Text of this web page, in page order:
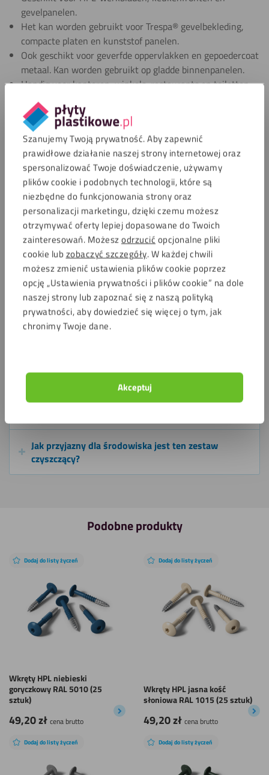
Szanujemy Twoją prywatność. Aby zapewnić
prawidłowe działanie naszej strony internetowej oraz
spersonalizować Twoje doświadczenie, używamy
plików cookie i podobnych technologii, które są
niezbędne do funkcjonowania strony oraz
personalizacji marketingu, dzięki czemu możesz
otrzymywać oferty lepiej dopasowane do Twoich
zainteresowań. Możesz odrzucić opcjonalne pliki
cookie lub zobaczyć szczegóły. W każdej chwili
możesz zmienić ustawienia plików cookie poprzez
opcję „Ustawienia prywatności i plików cookie” na dole
naszej strony lub zapoznać się z naszą polityką
prywatności, aby dowiedzieć się więcej o tym, jak
chronimy Twoje dane.
Akceptuj
gevelpanelen.
Het kan worden gebruikt voor Trespa® gevelbekleding,
compacte platen en kunststof panelen.
Ook geschikt voor geverfde oppervlakken en gepoedercoat
metaal. Kan worden gebruikt op gladde binnenpanelen.
Handig voor kantoren, winkels, restaurants en toiletten.
Ook geschikt voor campers en boten.
Ideaal voor oppervlakken die regelmatig gereinigd en
beschermd moeten worden.
Najczęściej zadawane pytania
Czy mogę używać tego zestawu do innych
materiałów niż HPL?
Dlaczego muszę pracować w cieniu z tym
szamponem?
Ile powierzchni mogę wyczyścić jednym zestawem?
Czy muszę zawsze na końcu suszyć ściereczką z
mikrofibry?
Co mam zrobić, jeśli pojawią się smugi?
Jaka jest różnica między gąbką jumbo a gąbką
Jak przyjazny dla środowiska jest ten zestaw
czyszczący?
Podobne produkty
Dodaj do listy życzeń
Wkręty HPL niebieski
goryczkowy RAL 5010 (25
sztuk)
49,20zł cena brutto
Dodaj do listy życzeń
Wkręty HPL jasna kość
słoniowa RAL 1015 (25 sztuk)
49,20zł cena brutto
Dodaj do listy życzeń Dodaj do listy życzeń